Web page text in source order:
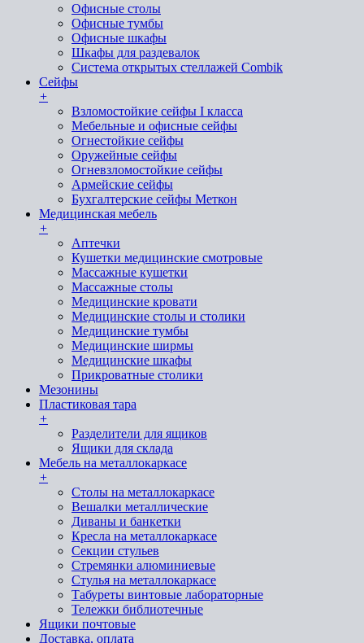
Офисные столы
Офисные тумбы
Офисные шкафы
Шкафы для раздевалок
Система открытых стеллажей Combik
Сейфы
+
Взломостойкие сейфы I класса
Мебельные и офисные сейфы
Огнестойкие сейфы
Оружейные сейфы
Огневзломостойкие сейфы
Армейские сейфы
Бухгалтерские сейфы Меткон
Медицинская мебель
+
Аптечки
Кушетки медицинские смотровые
Массажные кушетки
Массажные столы
Медицинские кровати
Медицинские столы и столики
Медицинские тумбы
Медицинские ширмы
Медицинские шкафы
Прикроватные столики
Мезонины
Пластиковая тара
+
Разделители для ящиков
Ящики для склада
Мебель на металлокаркасе
+
Cтолы на металлокаркасе
Вешалки металлические
Диваны и банкетки
Кресла на металлокаркасе
Секции стульев
Стремянки алюминиевые
Стулья на металлокаркасе
Табуреты винтовые лабораторные
Тележки библиотечные
Ящики почтовые
Доставка, оплата